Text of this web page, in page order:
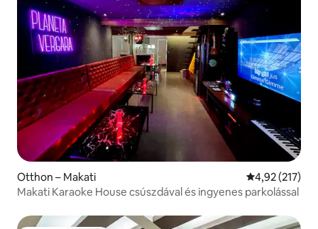
Otthon – Makati Átlagos
4,92 (217)
Makati Karaoke House csúszdával és ingyenes parkolással